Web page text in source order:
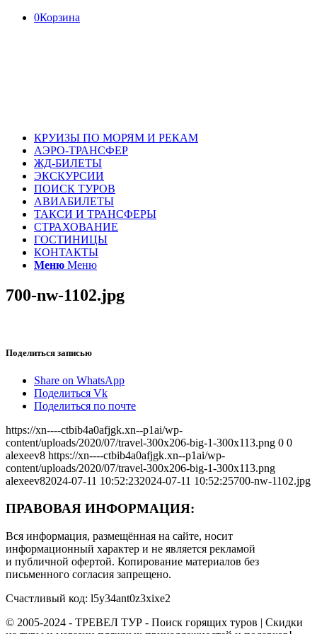
0Корзина
КРУИЗЫ ПО МОРЯМ И РЕКАМ
АЭРО-ТРАНСФЕР
ЖД-БИЛЕТЫ
ЭКСКУРСИИ
ПОИСК ТУРОВ
АВИАБИЛЕТЫ
ТАКСИ И ТРАНСФЕРЫ
СТРАХОВАНИЕ
ГОСТИНИЦЫ
КОНТАКТЫ
Меню Меню
700-nw-1102.jpg
Поделиться записью
Share on WhatsApp
Поделиться Vk
Поделиться по почте
https://xn----ctbib4a0afjgk.xn--p1ai/wp-
content/uploads/2020/07/travel-300x206-big-1-300x113.png 0 0
alexeev8 https://xn----ctbib4a0afjgk.xn--p1ai/wp-
content/uploads/2020/07/travel-300x206-big-1-300x113.png
alexeev82024-07-11 10:52:232024-07-11 10:52:25700-nw-1102.jpg
ПРАВОВАЯ ИНФОРМАЦИЯ:
Вся информация, размещённая на сайте, носит
информационный характер и не является рекламой
и публичной офертой. Копирование материалов без
письменного согласия запрещено.
Счастливый код: l5y34ant0z3xixe2
© 2005-2024 - ТРЕВЕЛ ТУР - Поиск горящих туров | Скидки